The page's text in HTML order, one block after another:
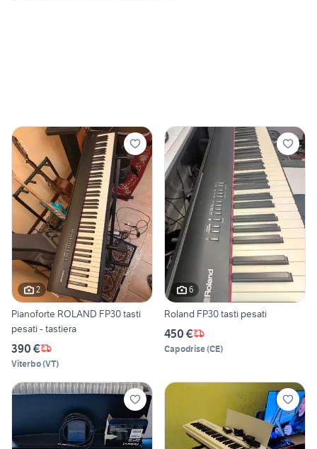
2
Pianoforte ROLAND FP30 tasti
pesati - tastiera
390 €
Viterbo(VT)
6
Roland FP30 tasti pesati
450 €
Capodrise(CE)